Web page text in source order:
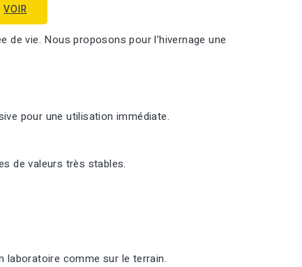
VOIR
vie. Nous proposons pour l’hivernage une
pour une utilisation immédiate.
de valeurs très stables.
laboratoire comme sur le terrain.